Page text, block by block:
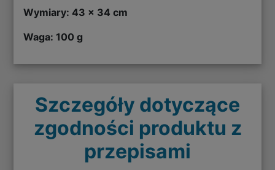
Wymiary: 43 x 34 cm
Waga: 100 g
Szczegóły dotyczące
zgodności produktu z
przepisami